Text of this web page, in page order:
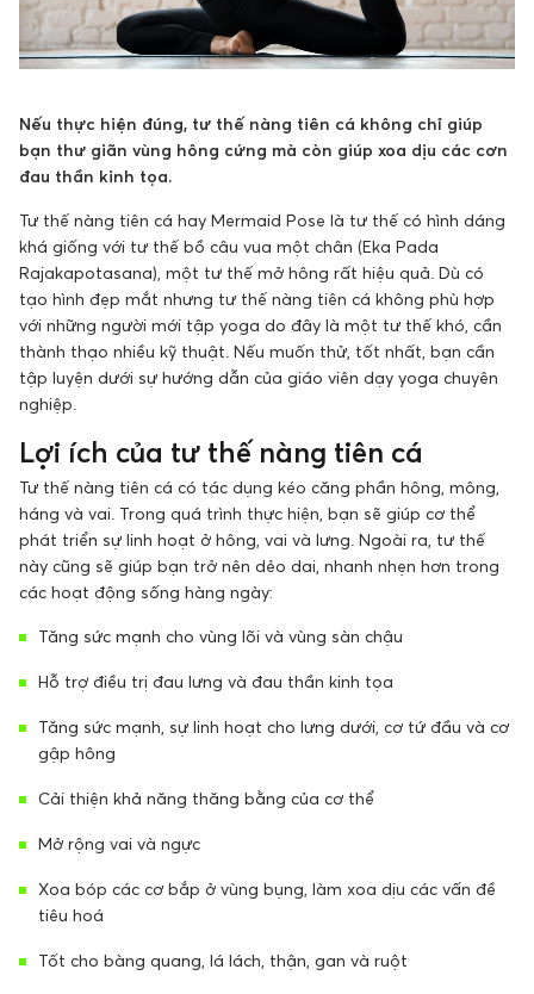
Nếu thực hiện đúng, tư thế nàng tiên cá không chỉ giúp
bạn thư giãn vùng hông cứng mà còn giúp xoa dịu các cơn
đau thần kinh tọa.
Tư thế nàng tiên cá hay Mermaid Pose là tư thế có hình dáng
khá giống với tư thế bồ câu vua một chân (Eka Pada
Rajakapotasana), một tư thế mở hông rất hiệu quả. Dù có
tạo hình đẹp mắt nhưng tư thế nàng tiên cá không phù hợp
với những người mới tập yoga do đây là một tư thế khó, cần
thành thạo nhiều kỹ thuật. Nếu muốn thử, tốt nhất, bạn cần
tập luyện dưới sự hướng dẫn của giáo viên dạy yoga chuyên
nghiệp.
Lợi ích của tư thế nàng tiên cá
Tư thế nàng tiên cá có tác dụng kéo căng phần hông, mông,
háng và vai. Trong quá trình thực hiện, bạn sẽ giúp cơ thể
phát triển sự linh hoạt ở hông, vai và lưng. Ngoài ra, tư thế
này cũng sẽ giúp bạn trở nên dẻo dai, nhanh nhẹn hơn trong
các hoạt động sống hàng ngày:
Tăng sức mạnh cho vùng lõi và vùng sàn chậu
Hỗ trợ điều trị đau lưng và đau thần kinh tọa
Tăng sức mạnh, sự linh hoạt cho lưng dưới, cơ tứ đầu và cơ
gập hông
Cải thiện khả năng thăng bằng của cơ thể
Mở rộng vai và ngực
Xoa bóp các cơ bắp ở vùng bụng, làm xoa dịu các vấn đề
tiêu hoá
Tốt cho bàng quang, lá lách, thận, gan và ruột